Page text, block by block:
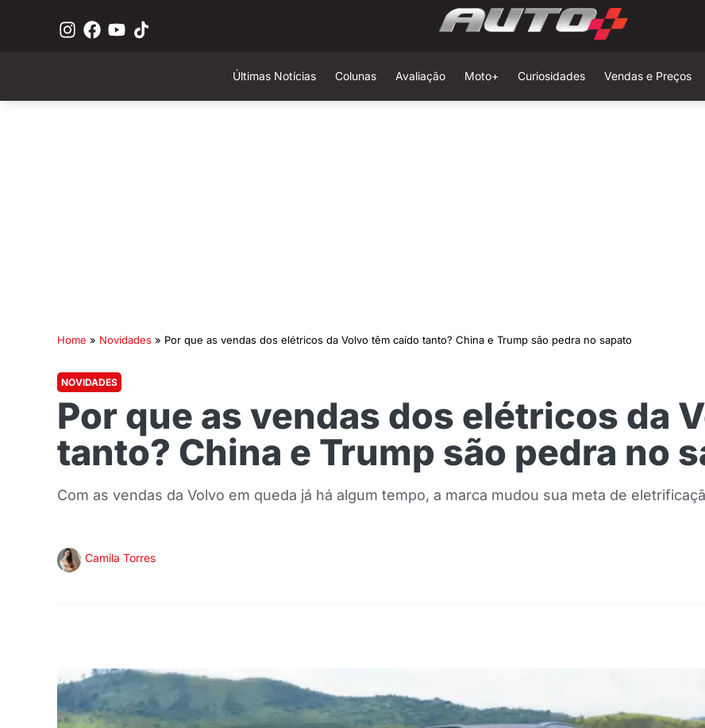
Últimas Notícias Colunas Avaliação Moto+ Curiosidades Vendas e Preços
Home » Novidades » Por que as vendas dos elétricos da Volvo têm caído tanto? China e Trump são pedra no sapato
NOVIDADES
Por que as vendas dos elétricos da
tanto? China e Trump são pedra no
Com as vendas da Volvo em queda já há algum tempo, a marca mudou sua meta de
Camila Torres